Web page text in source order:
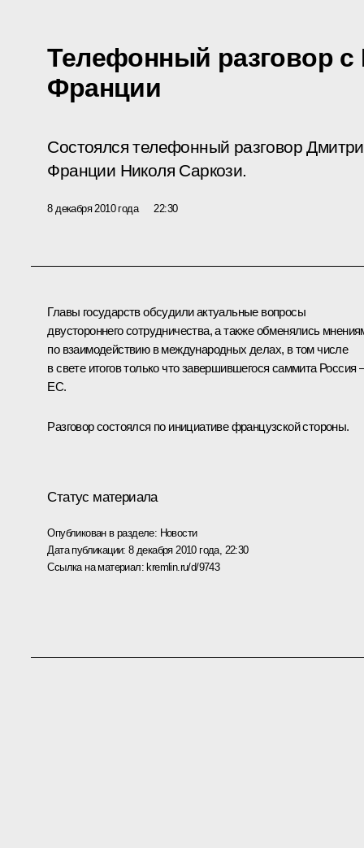
Телефонный разговор с
Франции
Состоялся телефонный разговор
Франции Николя Саркози.
8 декабря 2010 года 22:30
Главы государств обсудили актуальные вопросы
двустороннего сотрудничества, а также обменялись
по взаимодействию в международных делах, в том числе
в свете итогов только что завершившегося саммита Россия
ЕС.
Разговор состоялся по инициативе французской стороны.
Статус материала
Опубликован в разделе: Новости
Дата публикации:8 декабря 2010 года, 22:30
Ссылка на материал: kremlin.ru/d/9743